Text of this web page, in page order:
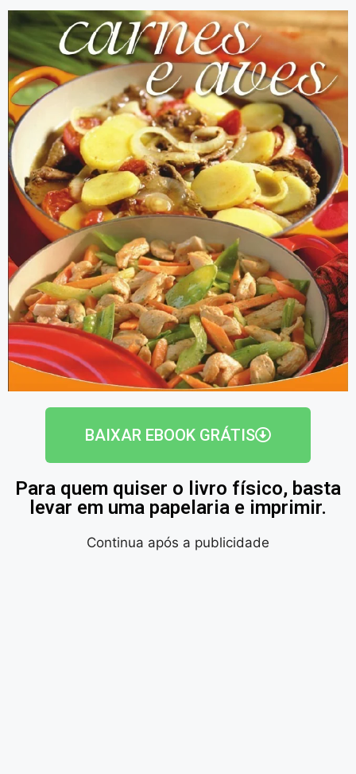
BAIXAR EBOOK GRÁTIS
Para quem quiser o livro físico, basta
levar em uma papelaria e imprimir.
Continua após a publicidade